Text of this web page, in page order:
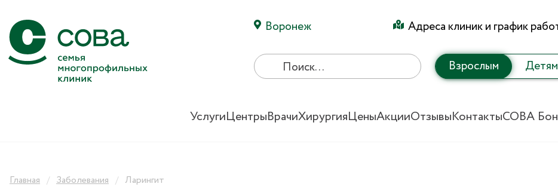
Воронеж Адреса клиник и график
Взрослым Детям
УслугиЦентрыВрачиХирургияЦеныАкцииОтзывыКонтактыСОВА
Главная Заболевания Ларингит